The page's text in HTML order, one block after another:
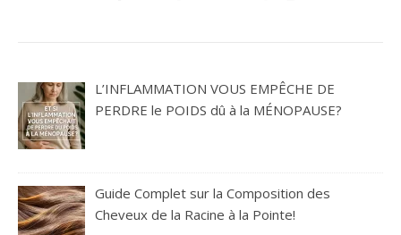
L’INFLAMMATION VOUS EMPÊCHE DE
PERDRE le POIDS dû à la MÉNOPAUSE?
Guide Complet sur la Composition des
Cheveux de la Racine à la Pointe!